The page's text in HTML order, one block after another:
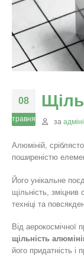
08
травня за
Алюміній,
поширеністю
Його унікальне
щільність, зміцнив
техніці та
Від аерокосмічної
щільність
його придатність і